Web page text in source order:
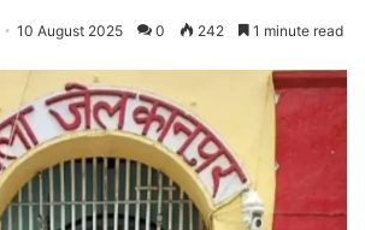
10 August 2025 0 242 1 minute read